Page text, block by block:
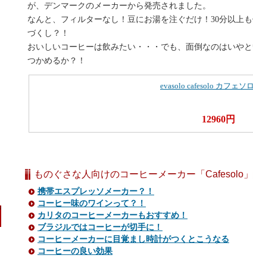
が、デンマークのメーカーから発売されました。
なんと、フィルターなし！豆にお湯を注ぐだけ！30分以上
づくし？！
おいしいコーヒーは飲みたい・・・でも、面倒なのはいや
つかめるか？！
evasolo cafesolo カフェ
12960円
ものぐさな人向けのコーヒーメーカー「Cafesolo
携帯エスプレッソメーカー？！
コーヒー味のワインって？！
カリタのコーヒーメーカーもおすすめ！
ブラジルではコーヒーが切手に！
コーヒーメーカーに目覚まし時計がつくとこうなる
コーヒーの良い効果